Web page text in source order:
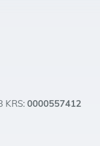
KRS: 0000557412